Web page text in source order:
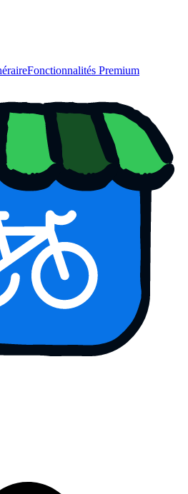
Fonctionnalités Premium